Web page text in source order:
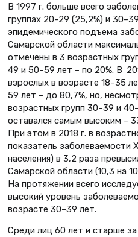
В 1997 г. больше всего
группах 20–29 (25,2%) и
эпидемического подъема
Самарской области
отмечены в 3 возрастных
49 и 50–59 лет – по 20%. В
взрослых в возрасте 18–35
59 лет – до 80,7%, но,
возрастных групп 30–39 и
оставался самым высоким –
При этом в 2018 г. в
показатель заболеваемости
населения) в 3,2 раза
Самарской области (10,3 на
На протяжении всего
высокий уровень
возрасте 30–39 лет.
Среди лиц 60 лет и старше